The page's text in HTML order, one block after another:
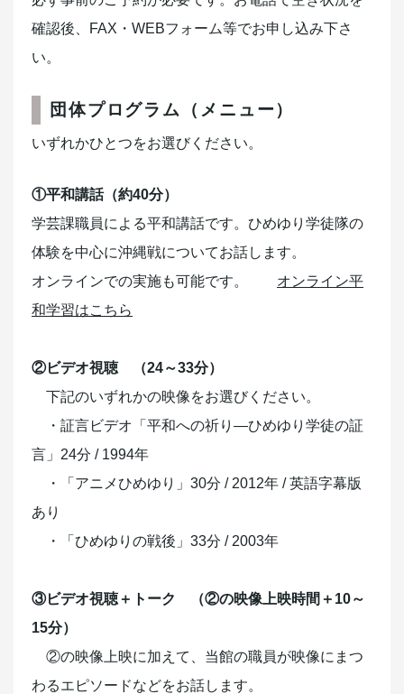
確認後、FAX・WEBフォーム等でお申し込み下さ
い。
団体プログラム（メニュー）
いずれかひとつをお選びください。
①平和講話（約40分）
学芸課職員による平和講話です。ひめゆり学徒隊の
体験を中心に沖縄戦についてお話します。
オンラインでの実施も可能です。 オンライン平
和学習はこちら
②ビデオ視聴 （24～33分）
下記のいずれかの映像をお選びください。
・証言ビデオ「平和への祈り―ひめゆり学徒の証
言」24分 / 1994年
・「アニメひめゆり」30分 / 2012年 / 英語字幕版
あり
・「ひめゆりの戦後」33分 / 2003年
③ビデオ視聴＋トーク （②の映像上映時間＋10～
15分）
②の映像上映に加えて、当館の職員が映像にまつ
わるエピソードなどをお話します。